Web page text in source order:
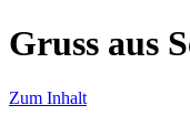
Gruss aus
Zum Inhalt